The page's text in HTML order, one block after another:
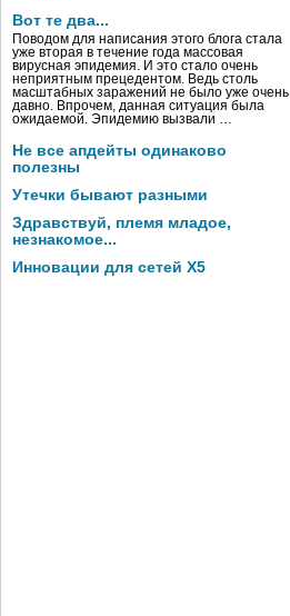
Вот те два...
Поводом для написания этого блога стала
уже вторая в течение года массовая
вирусная эпидемия. И это стало очень
неприятным прецедентом. Ведь столь
масштабных заражений не было уже очень
давно. Впрочем, данная ситуация была
ожидаемой. Эпидемию вызвали …
Не все апдейты одинаково
полезны
Утечки бывают разными
Здравствуй, племя младое,
незнакомое...
Инновации для сетей X5